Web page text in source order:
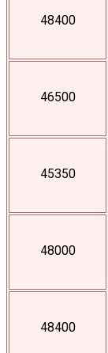
48400
46500
45350
48000
48400